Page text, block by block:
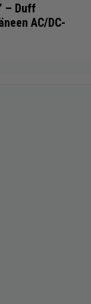
– Duff
AC/DC-